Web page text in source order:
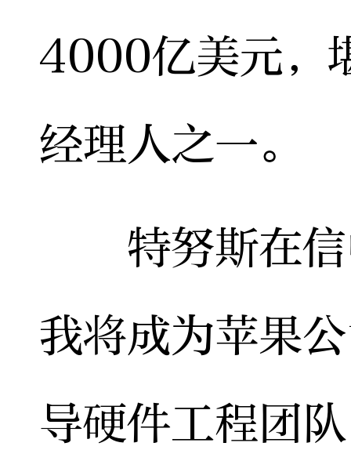
4000亿美元，
经理人之一。
特努斯在信
我将成为苹果
导硬件工程团